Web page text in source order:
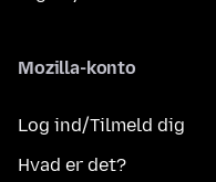
Mozilla-konto
Log ind/Tilmeld dig
Hvad er det?